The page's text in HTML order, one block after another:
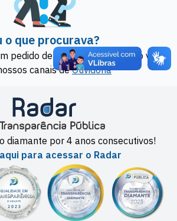
o que procurava?
pedido de acesso à informação via
canais deOuvidoria
diamante por 4 anos consecutivos!
para acessar o Radar